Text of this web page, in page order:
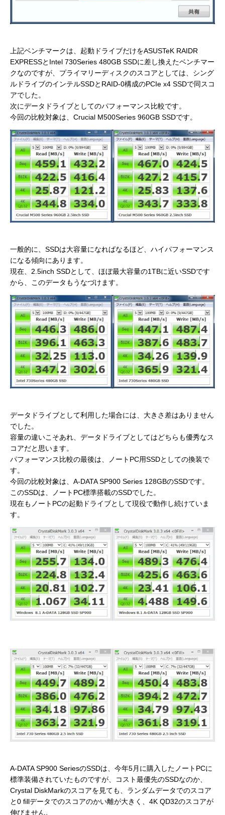
上記ベンチマークは、起動ドライブだけをASUSTeK RAIDR
EXPRESSとIntel 730Series 480GB SSDに差し換えたベンチマー
クなのですが、プライマリーディスクのスコアとしては、シング
ルドライブのインテルSSDとRAID-0構成のPCIe x4 SSDで同スコ
アでした。
次にデータドライブとしてのパフォーマンス比較です。
今回の比較対象は、Crucial M500Series 960GB SSDです。
一般的に、SSDは大容量になればなるほど、ハイパフォーマンス
になる傾向にあります。
現在、2.5inch SSDとして、ほぼ最大容量の1TBに近いSSDです
から、このデータもうなづけます。
データドライブとして利用した場合には、大きさ差はありません
でした。
容量の違いこそあれ、データドライブとしてはどちらも優秀なス
コアだと思います。
パフォーマンス比較の最後は、ノートPC用SSDとしての換装で
す。
今回の比較対象は、A-DATA SP900 Series 128GBのSSDです。
このSSDは、ノートPC標準搭載のSSDでした。
現在もノートPCの起動ドライブとして現役で動作し続けていま
す。
A-DATA SP900 SeriesのSSDは、今年5月に購入したノートPCに
標準装備されていたものですが、コスト最優先のSSDなのか、
Crystal DiskMarkのスコアを見ても、ランダムデータでのスコア
と0 fillデータでのスコアのかい離が大きく、4K QD32のスコアが
伸びません。